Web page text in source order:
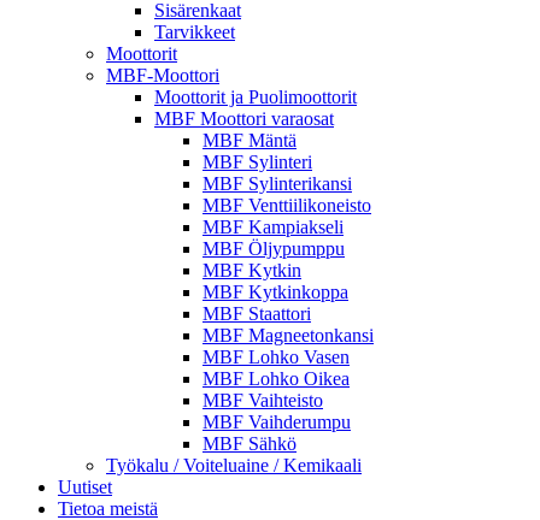
Sisärenkaat
Tarvikkeet
Moottorit
MBF-Moottori
Moottorit ja Puolimoottorit
MBF Moottori varaosat
MBF Mäntä
MBF Sylinteri
MBF Sylinterikansi
MBF Venttiilikoneisto
MBF Kampiakseli
MBF Öljypumppu
MBF Kytkin
MBF Kytkinkoppa
MBF Staattori
MBF Magneetonkansi
MBF Lohko Vasen
MBF Lohko Oikea
MBF Vaihteisto
MBF Vaihderumpu
MBF Sähkö
Työkalu / Voiteluaine / Kemikaali
Uutiset
Tietoa meistä